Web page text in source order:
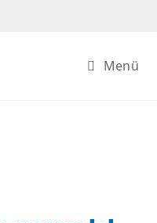
Menü